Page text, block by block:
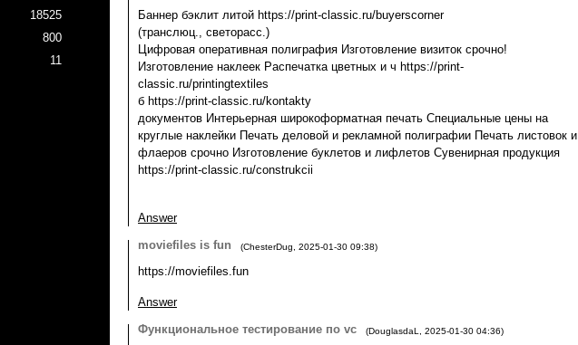
Баннер бэклит литой https://print-classic.ru/buyerscorner
(транслюц., светорасс.)
Цифровая оперативная полиграфия Изготовление визиток срочно!
Изготовление наклеек Распечатка цветных и ч https://print-
classic.ru/printingtextiles
б https://print-classic.ru/kontakty
документов Интерьерная широкоформатная печать Специальные цены на
круглые наклейки Печать деловой и рекламной полиграфии Печать листовок и
флаеров срочно Изготовление буклетов и лифлетов Сувенирная продукция
https://print-classic.ru/construkcii
Answer
moviefiles is fun
(ChesterDug 2025-01-30 09:38)
https://moviefiles.fun
Answer
Функциональное тестирование по vc
(DouglasdaL 2025-01-30 04:36)
11
18525
800